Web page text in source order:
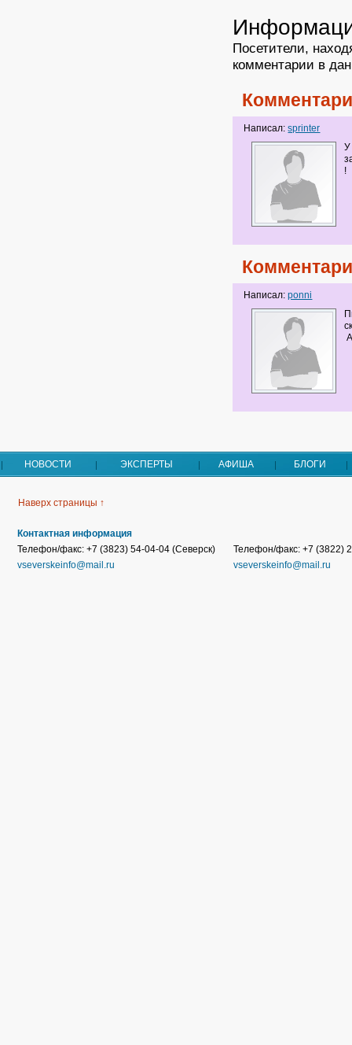
Посетители,
комментарии в
Написал:sprinter
У
!
Написал:ponni
НОВОСТИ ЭКСПЕРТЫ АФИША БЛОГИ
Наверх страницы ↑
Контактная информация
Телефон/факс: +7 (3823) 54-04-04 (Северск)
vseverskeinfo@mail.ru
Телефон/факс: +7 (3822)
vseverskeinfo@mail.ru